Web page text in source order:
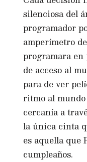
silenciosa del
programador
amperímetro
programara
de acceso al
para de ver
ritmo al mundo
cercanía a
la única cinta
es aquella que
cumpleaños.